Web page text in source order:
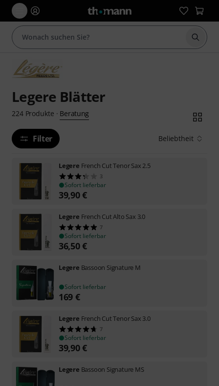
Suche
Legere Blätter
224 Produkte · Beratung
Filter Beliebtheit
Legere French Cut Tenor Sax 2.5
3
Sofort lieferbar
39,90€
Legere French Cut Alto Sax 3.0
7
Sofort lieferbar
36,50€
Legere Bassoon Signature M
Sofort lieferbar
169 €
Legere French Cut Tenor Sax 3.0
7
Sofort lieferbar
39,90€
Legere Bassoon Signature MS